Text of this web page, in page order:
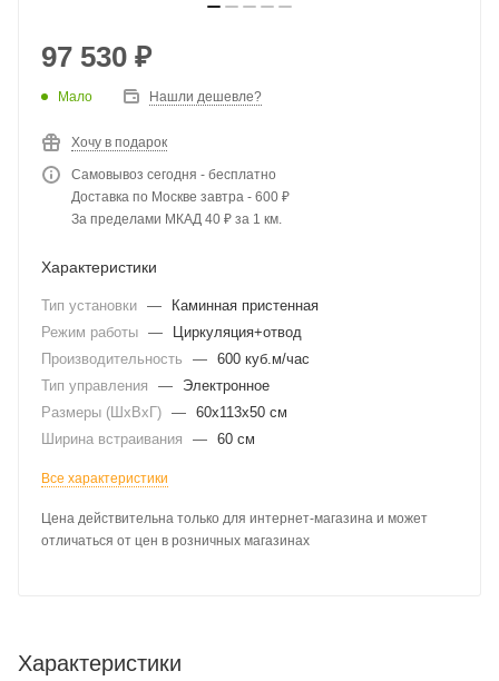
97 530 ₽
Мало Нашли дешевле?
Хочу в подарок
Самовывоз сегодня - бесплатно
Доставка по Москве завтра - 600 ₽
За пределами МКАД 40 ₽ за 1 км.
Характеристики
Тип установки —
Каминная пристенная
Режим работы —
Циркуляция+отвод
Производительность
— 600 куб.м/час
Тип управления
—
Электронное
Размеры (ШхВхГ) — 60x113x50 см
Ширина встраивания
— 60 см
Все характеристики
Цена действительна только для интернет-магазина и может
отличаться от цен в розничных магазинах
Характеристики